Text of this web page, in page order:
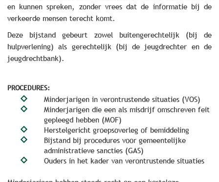
en kunnen spreken, zonder vrees dat de informatie bij de
verkeerde mensen terecht komt.
Deze bijstand gebeurt zowel buitengerechtelijk (bij de
hulpverlening) als gerechtelijk (bij de jeugdrechter en de
jeugdrechtbank).
PROCEDURES:
Minderjarigen in verontrustende situaties (VOS)
Minderjarigen die een als misdrijf omschreven feit
gepleegd hebben (MOF)
Herstelgericht groepsoverleg of bemiddeling
Bijstand bij procedures voor gemeentelijke
administratieve sancties (GAS)
Ouders in het kader van verontrustende situaties